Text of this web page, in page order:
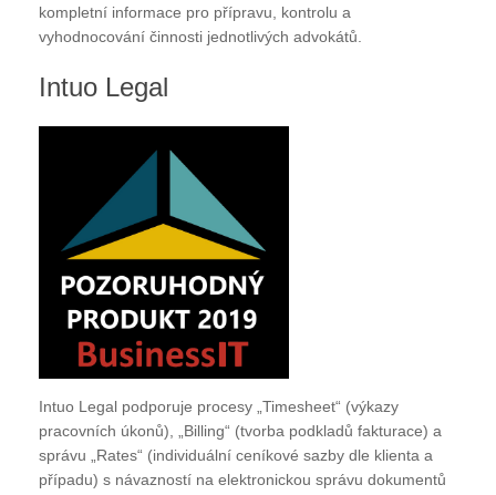
kompletní informace pro přípravu, kontrolu a
vyhodnocování činnosti jednotlivých advokátů.
Intuo Legal
Intuo Legal podporuje procesy „Timesheet“ (výkazy
pracovních úkonů), „Billing“ (tvorba podkladů fakturace) a
správu „Rates“ (individuální ceníkové sazby dle klienta a
případu) s návazností na elektronickou správu dokumentů